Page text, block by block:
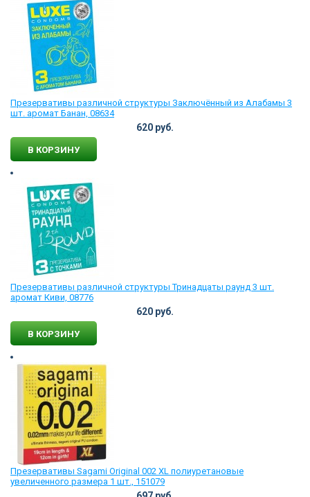
Презервативы различной структуры Заключённый из Алабамы 3
шт. аромат Банан, 08634
620 руб.
В КОРЗИНУ
Презервативы различной структуры Тринадцаты раунд 3 шт.
аромат Киви, 08776
620 руб.
В КОРЗИНУ
Презервативы Sagami Original 002 XL полиуретановые
увеличенного размера 1 шт., 151079